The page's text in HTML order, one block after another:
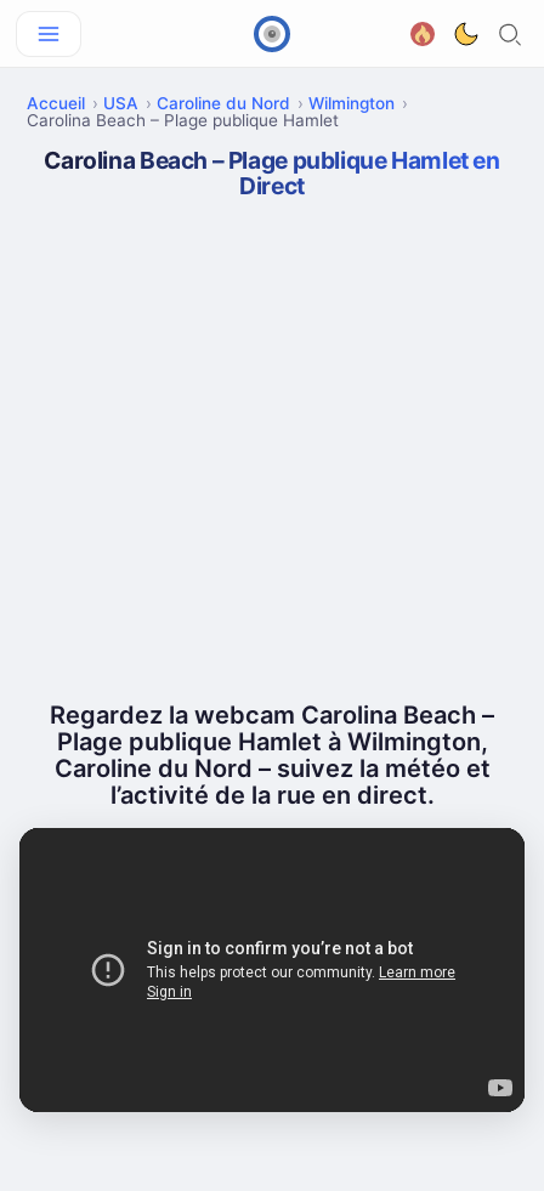
Accueil USA Caroline du Nord
Wilmington
Carolina Beach – Plage publique Hamlet
Carolina Beach – Plage publique Hamlet en
Direct
Regardez la webcam Carolina Beach –
Plage publique Hamlet à Wilmington,
Caroline du Nord – suivez la météo et
l’activité de la rue en direct.